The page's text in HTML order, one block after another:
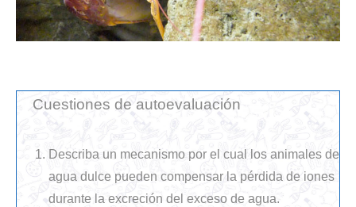
Cuestiones de autoevaluación
Describa un mecanismo por el cual los animales de
agua dulce pueden compensar la pérdida de iones
durante la excreción del exceso de agua.